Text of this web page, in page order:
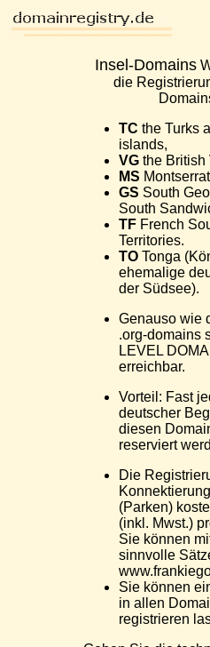
Insel-Domains
die
TC the Turks
islands,
VG the British
MS
GS South
South
TF French
Territories.
TO Tonga
ehemalige
der Südsee).
Genauso wie
.org-domains
LEVEL
erreichbar.
Vorteil: Fast
deutscher
diesen
reserviert
Die
(Parken)
(inkl. Mwst.)
Sie können
sinnvolle
Sie können
in allen
registrieren